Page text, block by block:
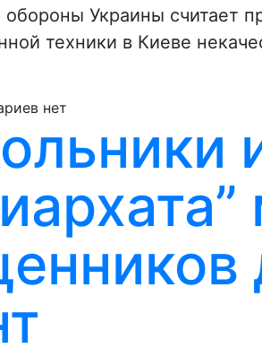
Украины считает
техники в Киеве
нет